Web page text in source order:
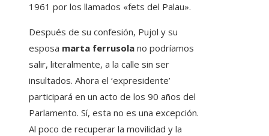
1961 por los llamados «fets del Palau».
Después de su confesión, Pujol y su
esposa marta ferrusola no podríamos
salir, literalmente, a la calle sin ser
insultados. Ahora el ‘expresidente’
participará en un acto de los 90 años del
Parlamento. Sí, esta no es una excepción.
Al poco de recuperar la movilidad y la